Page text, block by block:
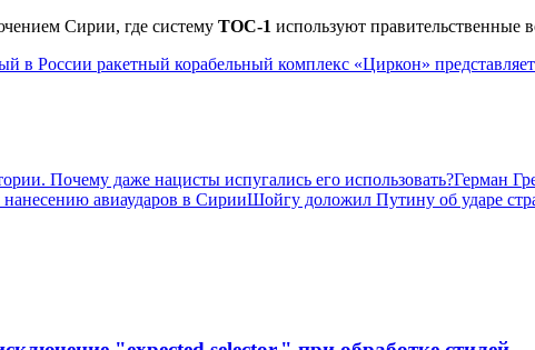
Сирии, где систему ТОС-1 используют правительственные
в России ракетный корабельный комплекс «Циркон»
Почему даже нацисты испугались его использовать?Герман
авиаударов в СирииШойгу доложил Путину об ударе